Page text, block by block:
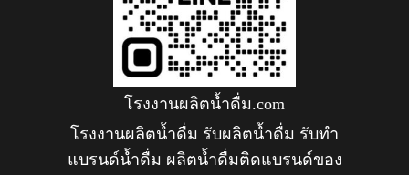
โรงงานผลิตน้ำดื่ม.com
โรงงานผลิตน้ำดื่ม รับผลิตน้ำดื่ม รับทำ
แบรนด์น้ำดื่ม ผลิตน้ำดื่มติดแบรนด์ของ